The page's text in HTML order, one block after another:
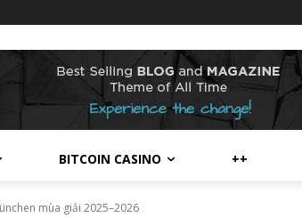
BITCOIN CASINO ++
mùa giải 2025–2026